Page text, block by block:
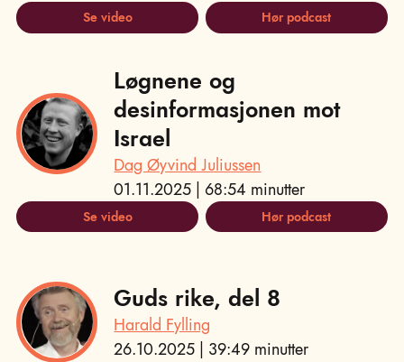
Se video Hør podcast
Løgnene og
desinformasjonen mot
Israel
Dag Øyvind Juliussen
01.11.2025 | 68:54 minutter
Se video Hør podcast
Guds rike, del 8
Harald Fylling
26.10.2025 | 39:49 minutter